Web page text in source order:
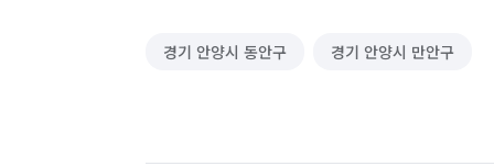
경기 안양시 동안구 경기 안양시 만안구